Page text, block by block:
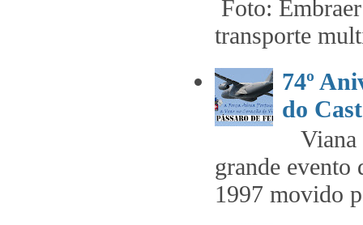
Foto:
transporte
74º
do
Viana
grande evento
1997 movido